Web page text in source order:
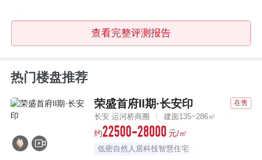
查看完整评测报告
热门楼盘推荐
荣盛首府Ⅱ期·长安印 在售
长安 运河桥商圈 建面135~286㎡
约22500-28000 元/㎡
低密自然人居科技智慧住宅